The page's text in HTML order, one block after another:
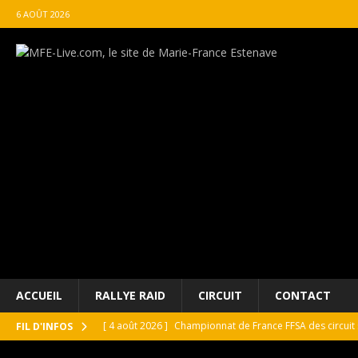
6 AOÛT 2026
ACCUEIL RALLYE RAID CIRCUIT CONTACT
FIL D'INFOS [ 4 août 2026 ] Championnat de France FFSA des